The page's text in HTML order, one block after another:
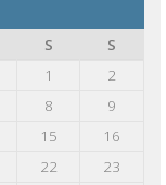
S
S
1
2
8
9
15
16
22
23